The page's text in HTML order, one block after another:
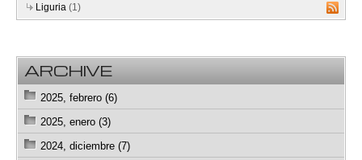
Liguria (1)
ARCHIVE
2025, febrero (6)
2025, enero (3)
2024, diciembre (7)